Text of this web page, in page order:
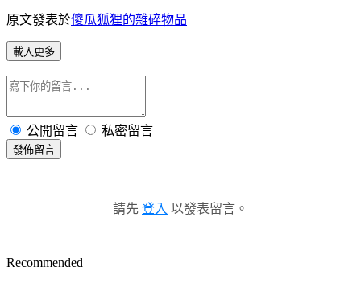
原文發表於傻瓜狐狸的雜碎物品
載入更多
公開留言 私密留言
發佈留言
請先 登入 以發表留言。
Recommended